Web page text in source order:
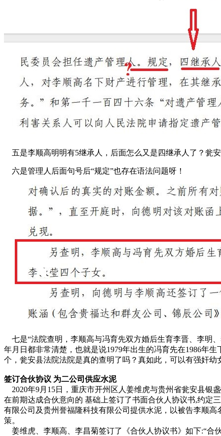
五是李顺高明明有5继承人，后面怎么又是四继承人了？瓮
六是管理人后面句号后“规定”也存在语法问题呀！
七是“法院查明，李顺高与冯育先双方婚后生育李晋、李明
年月日都非常清楚，也就是说1979年出生的冯育先在1986年
个，瓮安县法院法院是真的查明了吗？真如此，可以有强奸幼
签订合伙协议 为二公司供应水泥
2020年9月15日，重庆市开州区人姜维虎与贵州省瓮安县银
在前期达成合伙意向的 基础上签订了书面合伙人协议书,约定
有限公司及贵州誉福隆科技有限公司提供水泥，以被告李顺
策。
姜维虎、李顺高、李昌菊签订了《合伙人协议书》如下:“合